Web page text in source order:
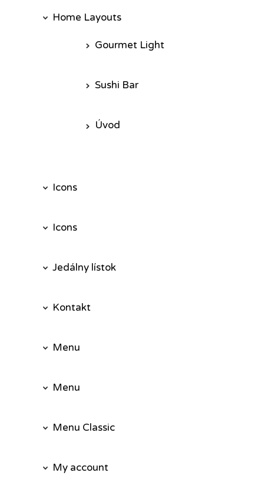
Home Layouts
Gourmet Light
Sushi Bar
Úvod
Icons
Icons
Jedálny lístok
Kontakt
Menu
Menu
Menu Classic
My account